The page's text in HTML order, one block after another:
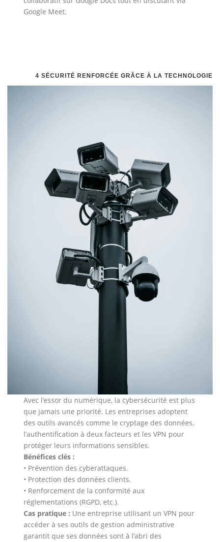
Google Meet.
4 SÉCURITÉ RENFORCÉE GRÂCE À LA TECHNOLOGIE
Avec l’essor du numérique, la cybersécurité est plus
que jamais une priorité. Les entreprises adoptent
des outils avancés comme le cryptage des données,
l’authentification à deux facteurs et les VPN pour
protéger leurs informations sensibles.
Bénéfices clés :
• Prévention des cyberattaques.
• Protection des données clients.
• Renforcement de la conformité aux
réglementations (RGPD, etc.).
Cas pratique : Une entreprise utilisant un VPN pour
accéder à ses outils de gestion administrative
garantit que ses données sont à l’abri des